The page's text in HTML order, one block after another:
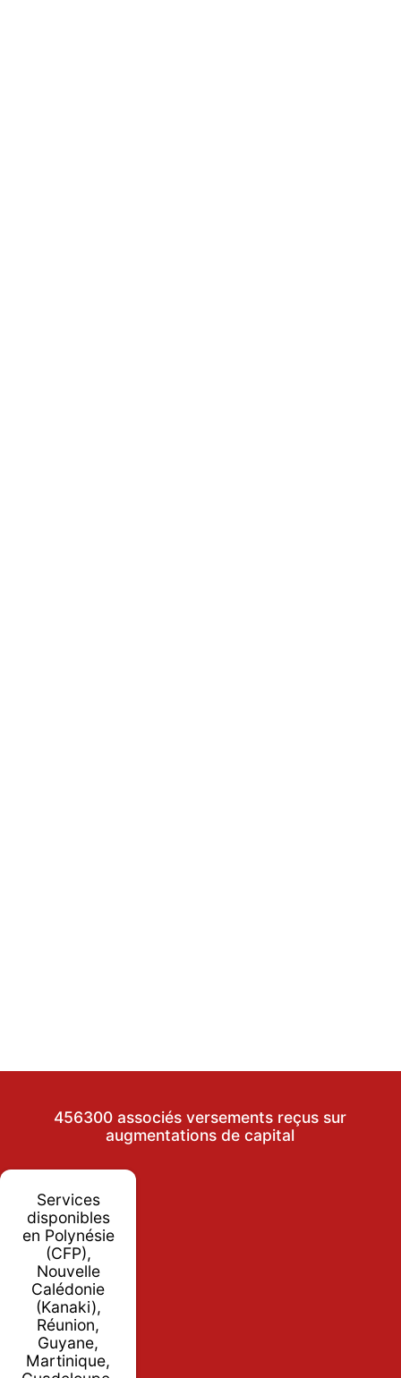
456300 associés versements reçus sur
augmentations de capital
Services
disponibles
en Polynésie
(CFP),
Nouvelle
Calédonie
(Kanaki),
Réunion,
Guyane,
Martinique,